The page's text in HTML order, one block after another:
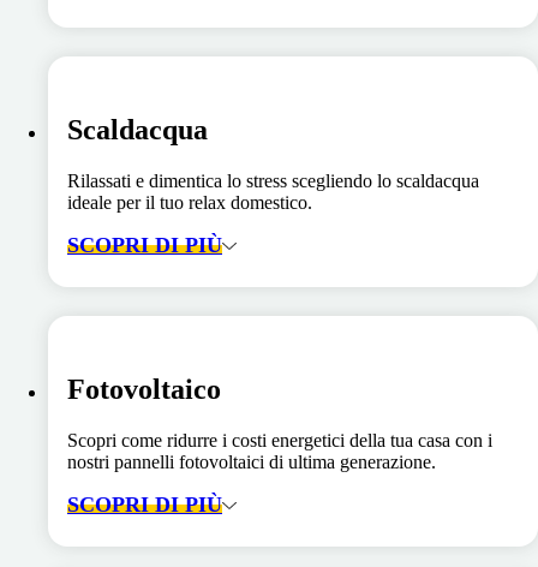
Scaldacqua
Rilassati e dimentica lo stress scegliendo lo scaldacqua
ideale per il tuo relax domestico.
SCOPRI DI PIÙ
Fotovoltaico
Scopri come ridurre i costi energetici della tua casa con i
nostri pannelli fotovoltaici di ultima generazione.
SCOPRI DI PIÙ